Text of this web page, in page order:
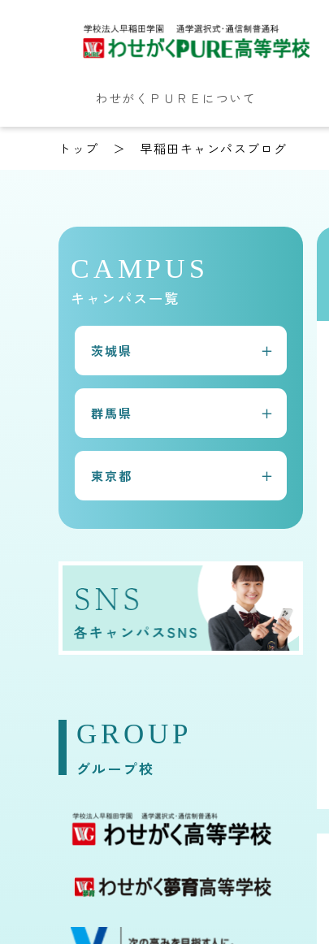
わせがくＰＵＲＥについて
トップ 早稲田キャンパスブログ
CAMPUS
キャンパス一覧
茨城県
常総本校
水戸キャンパス
群馬県
太田キャンパス
前橋キャンパス
東京都
GROUP
グループ校